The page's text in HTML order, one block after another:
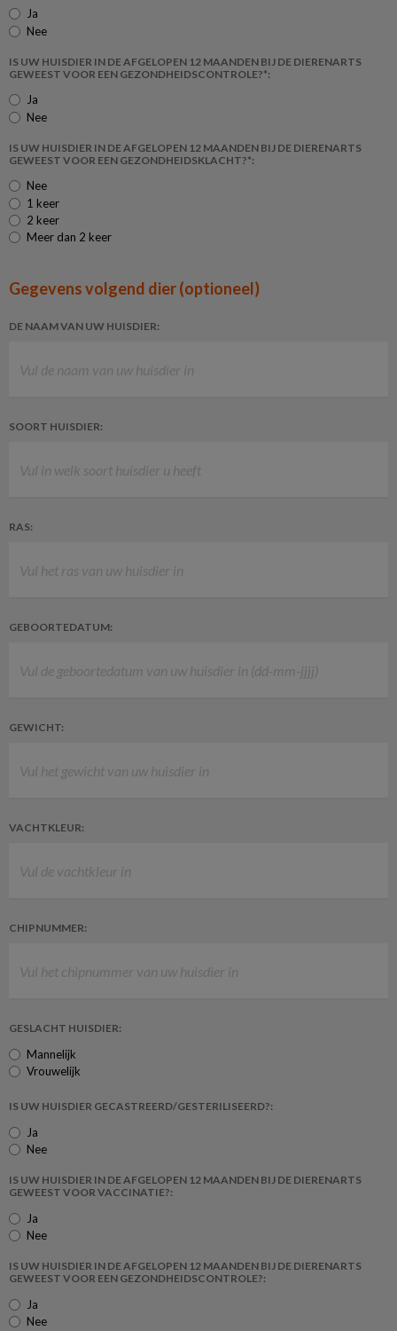
Ja
Nee
IS UW HUISDIER IN DE AFGELOPEN 12 MAANDEN BIJ DE DIERENARTS
GEWEEST VOOR EEN GEZONDHEIDSCONTROLE?*:
Ja
Nee
IS UW HUISDIER IN DE AFGELOPEN 12 MAANDEN BIJ DE DIERENARTS
GEWEEST VOOR EEN GEZONDHEIDSKLACHT?*:
Nee
1 keer
2 keer
Meer dan 2 keer
Gegevens volgend dier (optioneel)
DE NAAM VAN UW HUISDIER:
SOORT HUISDIER:
RAS:
GEBOORTEDATUM:
GEWICHT:
VACHTKLEUR:
CHIPNUMMER:
GESLACHT HUISDIER:
Mannelijk
Vrouwelijk
IS UW HUISDIER GECASTREERD/GESTERILISEERD?:
Ja
Nee
IS UW HUISDIER IN DE AFGELOPEN 12 MAANDEN BIJ DE DIERENARTS
GEWEEST VOOR VACCINATIE?:
Ja
Nee
IS UW HUISDIER IN DE AFGELOPEN 12 MAANDEN BIJ DE DIERENARTS
GEWEEST VOOR EEN GEZONDHEIDSCONTROLE?:
Ja
Nee